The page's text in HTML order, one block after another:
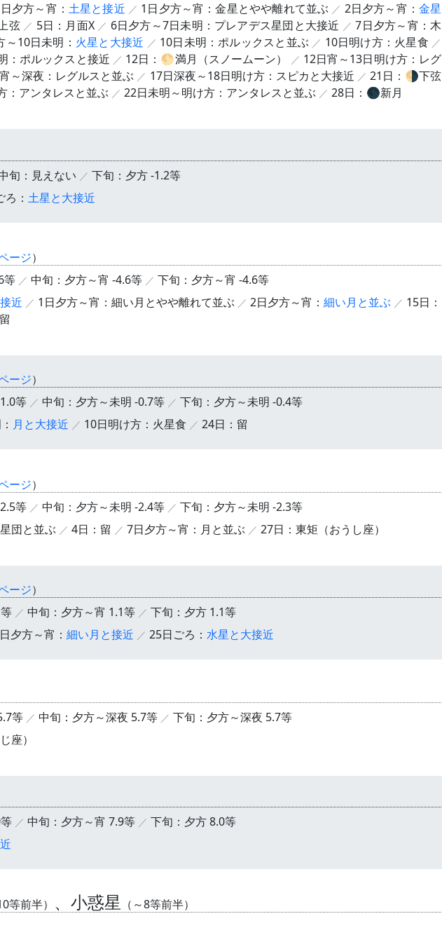
夕方～宵： 土星と接近 1日夕方～宵：金星とやや離れて並ぶ 2日夕方～宵： 金星
弦 5日：月面X 6日夕方～7日未明：プレアデス星団と大接近
7日夕方～宵：木
～10日未明： 火星と大接近 10日未明：ポルックスと並ぶ
10日明け方：火星食
：ポルックスと接近
12日：🌕満月（スノームーン）
12日宵～13日明け方：レグ
～深夜：レグルスと並ぶ 17日深夜～18日明け方：スピカと大接近
21日：🌗下弦
：アンタレスと並ぶ
22日未明～明け方：アンタレスと並ぶ 28日：🌑新月
旬：見えない
下旬：夕方 -1.2等
： 土星と大接近
ージ）
等
中旬：夕方～宵 -4.6等
下旬：夕方～宵 -4.6等
近 1日夕方～宵：細い月とやや離れて並ぶ 2日夕方～宵： 細い月と並ぶ
15日：
ージ）
等
中旬：夕方～未明 -0.7等
下旬：夕方～未明 -0.4等
月と大接近 10日明け方：火星食 24日：留
ージ）
等
中旬：夕方～未明 -2.4等
下旬：夕方～未明 -2.3等
団と並ぶ
4日：留 7日夕方～宵：月と並ぶ 27日：東矩（おうし座）
ージ）
中旬：夕方～宵 1.1等
下旬：夕方 1.1等
夕方～宵： 細い月と接近 25日ごろ： 水星と大接近
等 中旬：夕方～深夜 5.7等
下旬：夕方～深夜 5.7等
座）
中旬：夕方～宵 7.9等
下旬：夕方 8.0等
等前半） 、小惑星 （～8等前半）